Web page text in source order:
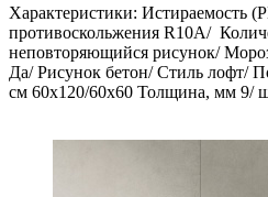
Характеристики: Истираемость
противоскольжения R10A/
неповторяющийся рисунок/
Да/ Рисунок бетон/ Стиль лофт/
см 60x120/60х60 Толщина, мм 9/